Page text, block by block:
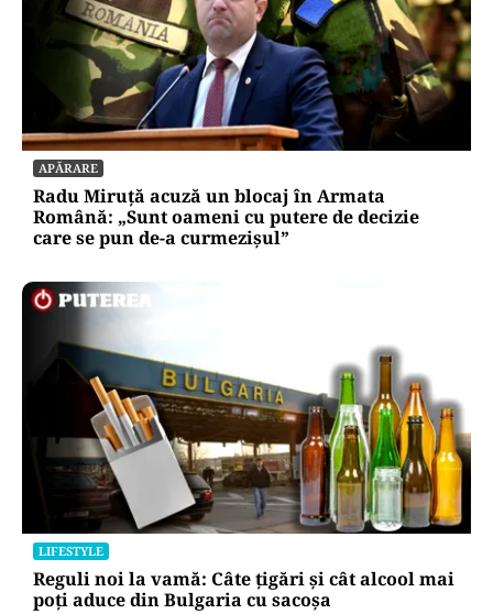
APĂRARE
Radu Miruță acuză un blocaj în Armata
Română: „Sunt oameni cu putere de decizie
care se pun de-a curmezișul”
LIFESTYLE
Reguli noi la vamă: Câte țigări și cât alcool mai
poți aduce din Bulgaria cu sacoșa